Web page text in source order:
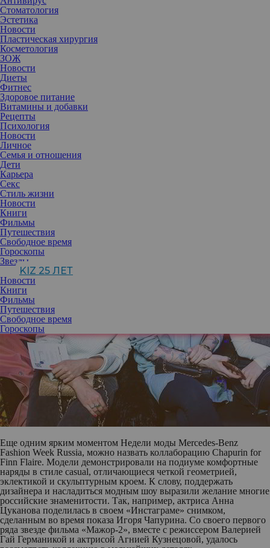
Стоматология
Эстетика
Новости
Пластическая хирургия
Косметология
ЗОЖ
Новости
Диеты
Фитнес
Здоровое питание
Витамины и добавки
Рецепты
Психология
Новости
Личное
Семья и отношения
Дети
Карьера
Секс
Стиль жизни
Новости
Книги
Фильмы
Путешествия
Свободное время
Гороскопы
Звезды
KIZ 25 ЛЕТ
Новости
Книги
Фильмы
Путешествия
Свободное время
Гороскопы
Модницы ликуют! В Москве стартовала Неделя моды Mercedes-
Benz Fashion Week Russia сезона осень – зима 2017/18. Одним из
первых «отстрелялся» знаменитый стилист
фэшн-дебют которого прошел весьма успешно. В коллекции
можно было увидеть яркие костюмы спортивного стиля, весьма
оригинальные платья, прозрачные комбинезоны, а также
асимметричные топы, сексуально оголяющие грудь.
Еще одним ярким моментом Недели моды Mercedes-Benz
Fashion Week Russia, можно назвать коллаборацию Chapurin for
Finn Flaire. Модели демонстрировали на подиуме комфортные
наряды в стиле casual, отличающиеся четкой геометрией,
эклектикой и скульптурным кроем. К слову, поддержать
дизайнера и насладиться модным шоу выразили желание многие
российские знаменитости. Так, например, актриса Анна
Цуканова поделилась в своем «Инстаграме» снимком,
сделанным во время показа Игоря Чапурина. Со своего первого
ряда звезде фильма «Мажор-2», вместе с режиссером Валерией
Гай Германикой и актрисой Агнией Кузнецовой, удалось